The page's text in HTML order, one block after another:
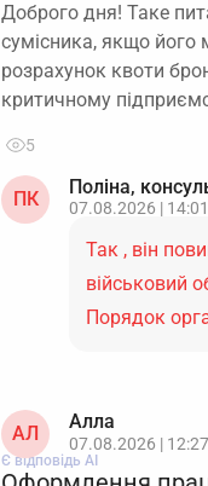
Доброго дня! Таке
сумісника, якщо його
розрахунок квоти
критичному
5
ПК
Поліна,
07.08.2026 | 14:01
Так , він
військовий
Порядок
АЛ
Алла
07.08.2026 | 12:27
Є відповідь АІ